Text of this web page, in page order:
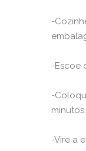
-
-Escoe
-
minutos.
-Vire a